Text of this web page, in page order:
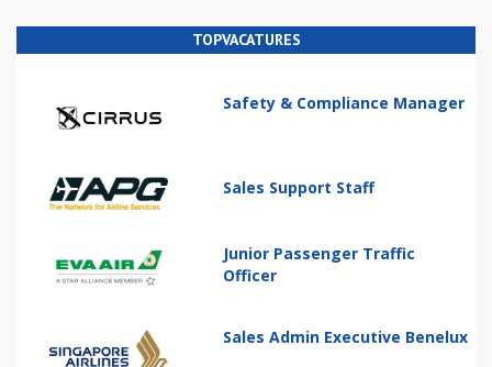
TOPVACATURES
Safety & Compliance Manager
Sales Support Staff
Junior Passenger Traffic
Officer
Sales Admin Executive Benelux